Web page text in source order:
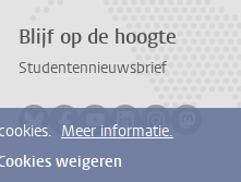
Blijf op de hoogte
Studentennieuwsbrief
Meer informatie.
weigeren